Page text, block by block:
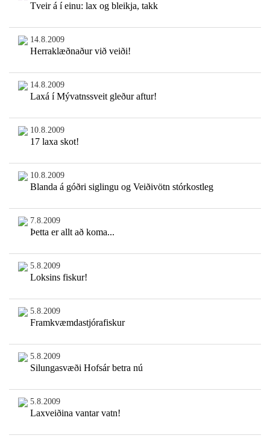
Tveir á í einu: lax og bleikja, takk
14.8.2009
Herraklæðnaður við veiði!
14.8.2009
Laxá í Mývatnssveit gleður aftur!
10.8.2009
17 laxa skot!
10.8.2009
Blanda á góðri siglingu og Veiðivötn stórkostleg
7.8.2009
Þetta er allt að koma...
5.8.2009
Loksins fiskur!
5.8.2009
Framkvæmdastjórafiskur
5.8.2009
Silungasvæði Hofsár betra nú
5.8.2009
Laxveiðina vantar vatn!